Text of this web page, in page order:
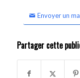
Envoyer un
Partager cette